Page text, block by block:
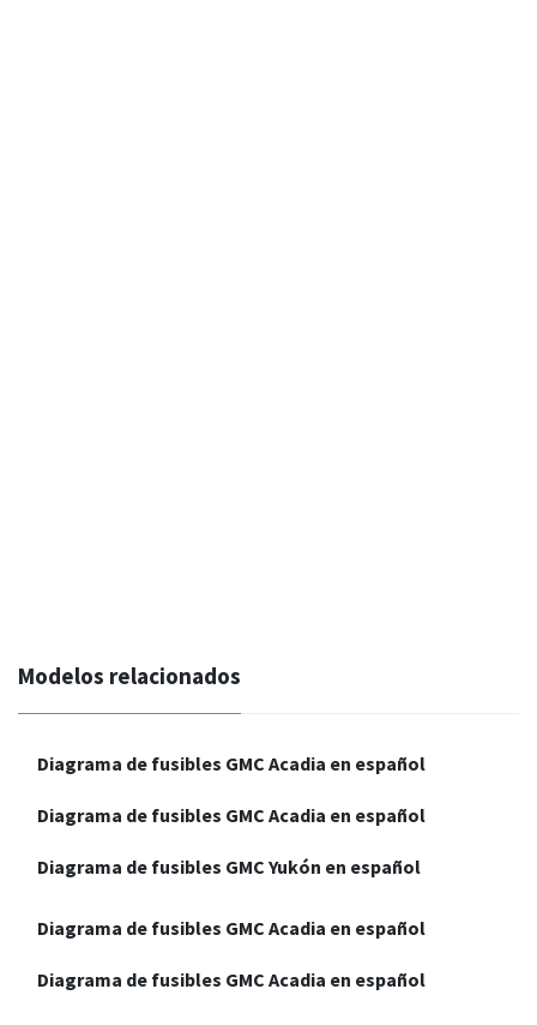
Modelos relacionados
Diagrama de fusibles GMC Acadia en español
Diagrama de fusibles GMC Acadia en español
Diagrama de fusibles GMC Yukón en español
Diagrama de fusibles GMC Acadia en español
Diagrama de fusibles GMC Acadia en español